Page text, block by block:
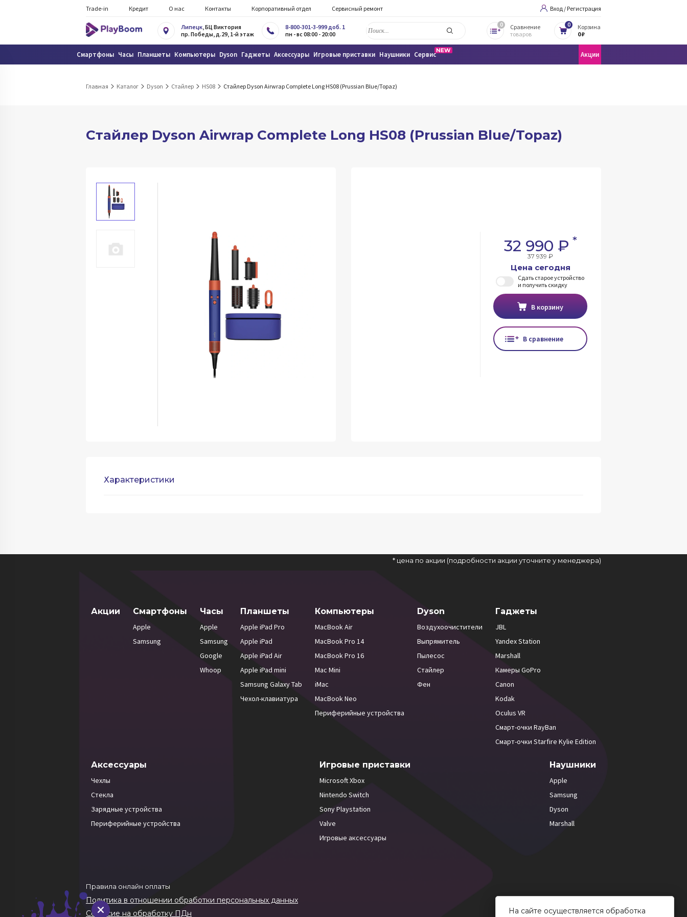
Trade-in Кредит О нас Контакты Корпоративный отдел Сервисный ремонт Вход / Регистрация
Липецк, БЦ Виктория
пр. Победы, д.29, 1-й этаж
8-800-301-3-999 доб. 1
пн - вс 08:00 - 20:00
0
Сравнение
товаров
0
Корзина
0 ₽
Смартфоны Часы Планшеты Компьютеры Dyson Гаджеты Аксессуары Игровые приставки Наушники Сервис Акции
Главная Каталог Dyson Стайлер HS08 Стайлер Dyson Airwrap Complete Long HS08 (Prussian Blue/Topaz)
Стайлер Dyson Airwrap Complete Long HS08 (Prussian Blue/Topaz)
32 990 ₽ *
37 939 ₽
Цена сегодня
Сдать старое устройство
и получить скидку
В корзину
В сравнение
Характеристики
* цена по акции (подробности акции уточните у менеджера)
Акции Смартфоны
Apple
Samsung
Часы
Apple
Samsung
Google
Whoop
Планшеты
Apple iPad Pro
Apple iPad
Apple iPad Air
Apple iPad mini
Samsung Galaxy Tab
Чехол-клавиатура
Компьютеры
MacBook Air
MacBook Pro 14
MacBook Pro 16
Mac Mini
iMac
MacBook Neo
Периферийные устройства
Dyson
Воздухоочистители
Выпрямитель
Пылесос
Стайлер
Фен
Гаджеты
JBL
Yandex Station
Marshall
Камеры GoPro
Canon
Kodak
Oculus VR
Смарт-очки RayBan
Смарт-очки Starfire Kylie Edition
Аксессуары
Чехлы
Стекла
Зарядные устройства
Периферийные устройства
Игровые приставки
Microsoft Xbox
Nintendo Switch
Sony Playstation
Valve
Игровые аксессуары
Наушники
Apple
Samsung
Dyson
Marshall
Правила онлайн оплаты
Политика в отношении обработки персональных данных
Согласие на обработку ПДн
На сайте осуществляется обработка